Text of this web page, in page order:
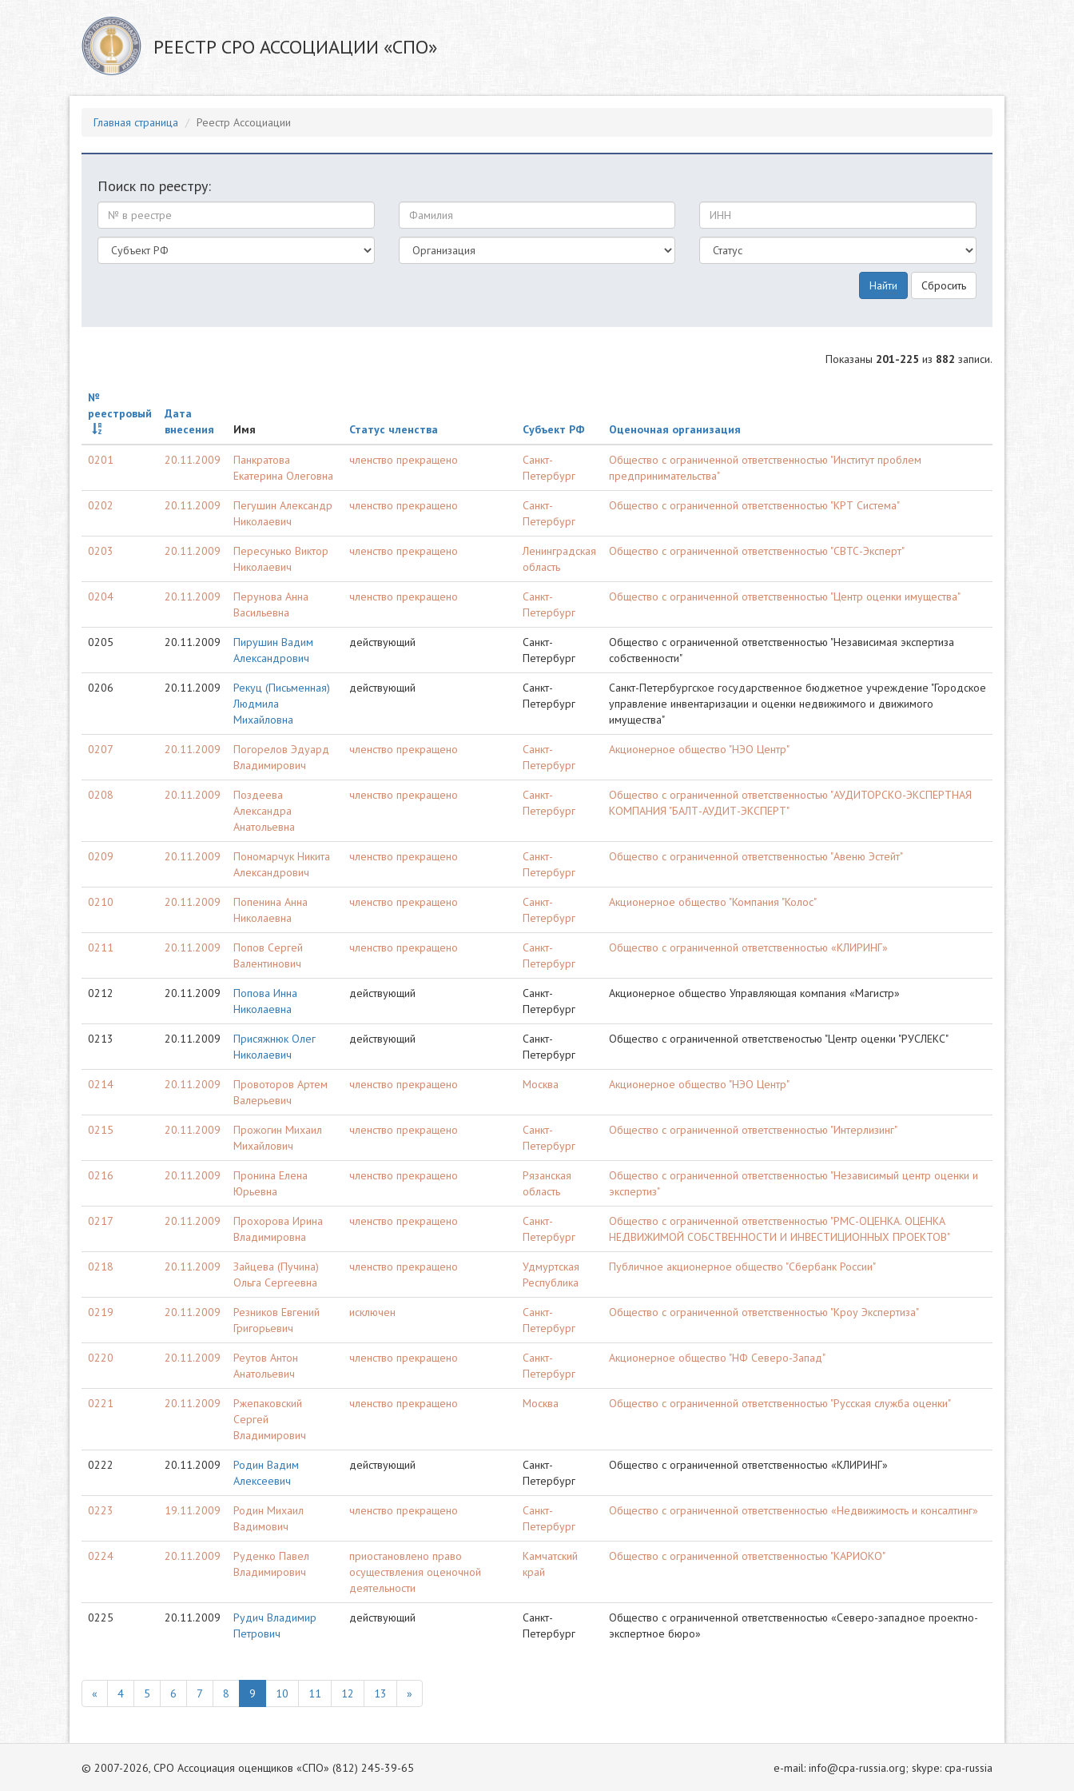
РЕЕСТР СРО АССОЦИАЦИИ «СПО»
Главная страница Реестр Ассоциации
Поиск по реестру:
Найти Сбросить
Показаны 201-225 из 882 записи.
№
реестровый
Дата
внесения
Имя Статус членства Субъект РФ Оценочная организация
0201 20.11.2009
Панкратова
Екатерина Олеговна
членство прекращено
Санкт-
Петербург
Общество с ограниченной ответственностью "Институт проблем
предпринимательства"
0202 20.11.2009
Пегушин Александр
Николаевич
членство прекращено
Санкт-
Петербург
Общество с ограниченной ответственностью "КРТ Система"
0203 20.11.2009
Пересунько Виктор
Николаевич
членство прекращено
Ленинградская
область
Общество с ограниченной ответственностью "СВТС-Эксперт"
0204 20.11.2009
Перунова Анна
Васильевна
членство прекращено
Санкт-
Петербург
Общество с ограниченной ответственностью "Центр оценки имущества"
0205 20.11.2009
Пирушин Вадим
Александрович
действующий
Санкт-
Петербург
Общество с ограниченной ответственностью "Независимая экспертиза
собственности"
0206 20.11.2009
Рекуц (Письменная)
Людмила
Михайловна
действующий
Санкт-
Петербург
Санкт-Петербургское государственное бюджетное учреждение "Городское
управление инвентаризации и оценки недвижимого и движимого
имущества"
0207 20.11.2009
Погорелов Эдуард
Владимирович
членство прекращено
Санкт-
Петербург
Акционерное общество "НЭО Центр"
0208 20.11.2009
Поздеева
Александра
Анатольевна
членство прекращено
Санкт-
Петербург
Общество с ограниченной ответственностью "АУДИТОРСКО-ЭКСПЕРТНАЯ
КОМПАНИЯ "БАЛТ-АУДИТ-ЭКСПЕРТ"
0209 20.11.2009
Пономарчук Никита
Александрович
членство прекращено
Санкт-
Петербург
Общество с ограниченной ответственностью "Авеню Эстейт"
0210 20.11.2009
Попенина Анна
Николаевна
членство прекращено
Санкт-
Петербург
Акционерное общество "Компания "Колос"
0211 20.11.2009
Попов Сергей
Валентинович
членство прекращено
Санкт-
Петербург
Общество с ограниченной ответственностью «КЛИРИНГ»
0212 20.11.2009
Попова Инна
Николаевна
действующий
Санкт-
Петербург
Акционерное общество Управляющая компания «Магистр»
0213 20.11.2009
Присяжнюк Олег
Николаевич
действующий
Санкт-
Петербург
Общество с ограниченной ответственостью "Центр оценки "РУСЛЕКС"
0214 20.11.2009
Провоторов Артем
Валерьевич
членство прекращено Москва Акционерное общество "НЭО Центр"
0215 20.11.2009
Прожогин Михаил
Михайлович
членство прекращено
Санкт-
Петербург
Общество с ограниченной ответственностью "Интерлизинг"
0216 20.11.2009
Пронина Елена
Юрьевна
членство прекращено
Рязанская
область
Общество с ограниченной ответственностью "Независимый центр оценки и
экспертиз"
0217 20.11.2009
Прохорова Ирина
Владимировна
членство прекращено
Санкт-
Петербург
Общество с ограниченной ответственностью "РМС-ОЦЕНКА. ОЦЕНКА
НЕДВИЖИМОЙ СОБСТВЕННОСТИ И ИНВЕСТИЦИОННЫХ ПРОЕКТОВ"
0218 20.11.2009
Зайцева (Пучина)
Ольга Сергеевна
членство прекращено
Удмуртская
Республика
Публичное акционерное общество "Сбербанк России"
0219 20.11.2009
Резников Евгений
Григорьевич
исключен
Санкт-
Петербург
Общество с ограниченной ответственностью "Кроу Экспертиза"
0220 20.11.2009
Реутов Антон
Анатольевич
членство прекращено
Санкт-
Петербург
Акционерное общество "НФ Северо-Запад"
0221 20.11.2009
Ржепаковский
Сергей
Владимирович
членство прекращено Москва Общество с ограниченной ответственностью "Русская служба оценки"
0222 20.11.2009
Родин Вадим
Алексеевич
действующий
Санкт-
Петербург
Общество с ограниченной ответственностью «КЛИРИНГ»
0223 19.11.2009
Родин Михаил
Вадимович
членство прекращено
Санкт-
Петербург
Общество с ограниченной ответственностью «Недвижимость и консалтинг»
0224 20.11.2009
Руденко Павел
Владимирович
приостановлено право
осуществления оценочной
деятельности
Камчатский
край
Общество с ограниченной ответственностью "КАРИОКО"
0225 20.11.2009
Рудич Владимир
Петрович
действующий
Санкт-
Петербург
Общество с ограниченной ответственностью «Северо-западное проектно-
экспертное бюро»
« 4 5 6 7 8 9 10 11 12 13 »
© 2007-2026, СРО Ассоциация оценщиков «СПО» (812) 245-39-65 e-mail: info@cpa-russia.org; skype: cpa-russia